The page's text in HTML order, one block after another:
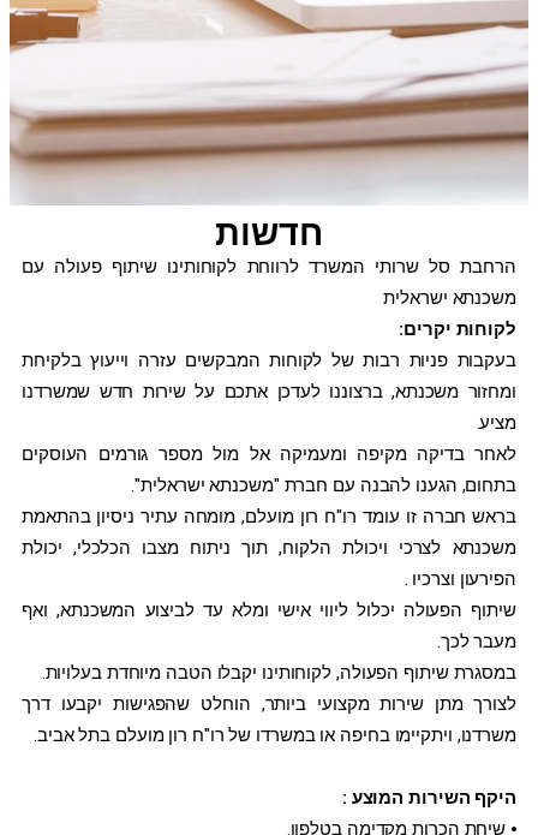
חדשות
הרחבת סל שרותי המשרד לרווחת לקוחותינו שיתוף פעולה עם
משכנתא ישראלית
לקוחות יקרים:
בעקבות פניות רבות של לקוחות המבקשים עזרה וייעוץ בלקיחת
ומחזור משכנתא, ברצוננו לעדכן אתכם על שירות חדש שמשרדנו
מציע.
לאחר בדיקה מקיפה ומעמיקה אל מול מספר גורמים העוסקים
בתחום, הגענו להבנה עם חברת "משכנתא ישראלית".
בראש חברה זו עומד רו"ח רון מועלם, מומחה עתיר ניסיון בהתאמת
משכנתא לצרכי ויכולת הלקוח, תוך ניתוח מצבו הכלכלי, יכולת
הפירעון וצרכיו .
שיתוף הפעולה יכלול ליווי אישי ומלא עד לביצוע המשכנתא, ואף
מעבר לכך.
במסגרת שיתוף הפעולה, לקוחותינו יקבלו הטבה מיוחדת בעלויות.
לצורך מתן שירות מקצועי ביותר, הוחלט שהפגישות יקבעו דרך
משרדנו, ויתקיימו בחיפה או במשרדו של רו"ח רון מועלם בתל אביב.
היקף השירות המוצע :
⦁ שיחת הכרות מקדימה בטלפון.